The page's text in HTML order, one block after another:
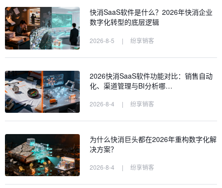
快消SaaS软件是什么？2026年快消企业
数字化转型的底层逻辑
2026-8-5 | 纷享销客
2026快消SaaS软件功能对比：销售自动
化、渠道管理与BI分析哪…
2026-8-4 | 纷享销客
为什么快消巨头都在2026年重构数字化解
决方案？
2026-8-4 | 纷享销客